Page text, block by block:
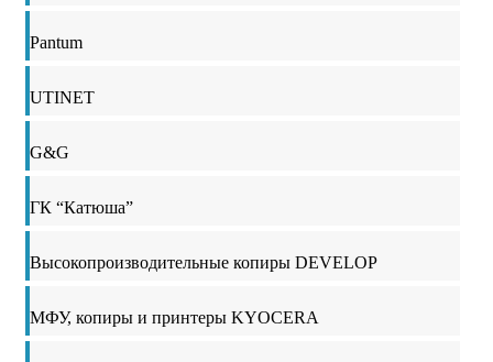
Pantum
UTINET
G&G
ГК “Катюша”
Высокопроизводительные копиры DEVELOP
МФУ, копиры и принтеры KYOCERA